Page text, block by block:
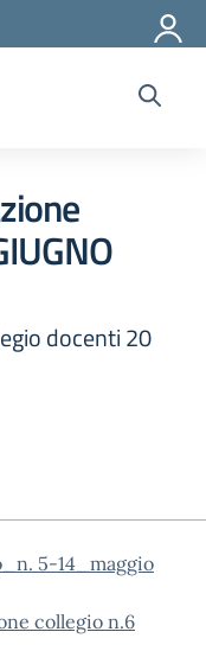
docenti 20
5-14_maggio
collegio n.6